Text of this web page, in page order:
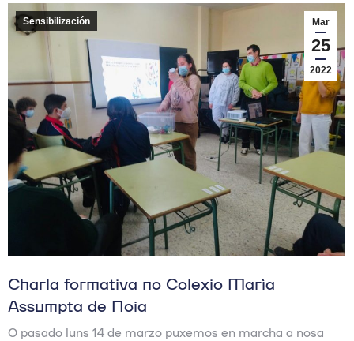
Mar
25
2022
Sensibilización
Charla formativa no Colexio María
Assumpta de Noia
O pasado luns 14 de marzo puxemos en marcha a nosa